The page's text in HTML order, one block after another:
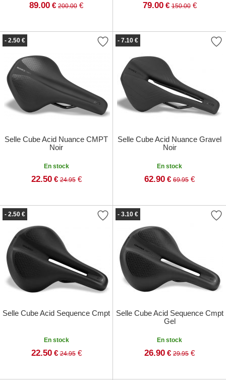
89.00 € 200.00 € 79.00 € 150.00€
- 2.50 €
Selle Cube Acid Nuance CMPT
Noir
En stock
22.50 € 24.95€
- 7.10 €
Selle Cube Acid Nuance Gravel
Noir
En stock
62.90 € 69.95 €
- 2.50 €
Selle Cube Acid Sequence Cmpt
En stock
22.50 € 24.95€
- 3.10 €
Selle Cube Acid Sequence Cmpt
Gel
En stock
26.90 € 29.95 €